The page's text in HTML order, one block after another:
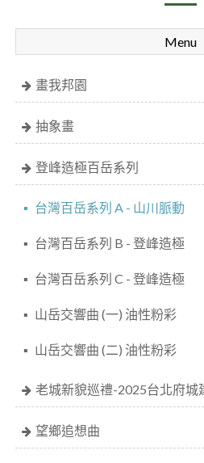
Menu
畫我邦園
抽象畫
登峰造極百岳系列
台灣百岳系列 A - 山川脈動
台灣百岳系列 B - 登峰造極
台灣百岳系列 C - 登峰造極
山岳交響曲 (一) 油性粉彩
山岳交響曲 (二) 油性粉彩
老城新貌巡禮-2025台北府城
望鄉追想曲